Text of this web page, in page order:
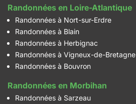
Randonnées en Loire-Atlantique
Randonnées à Nort-sur-Erdre
Randonnées à Blain
Randonnées à Herbignac
Randonnées à Vigneux-de-Bretagne
Randonnées à Bouvron
Randonnées en Morbihan
Randonnées à Sarzeau